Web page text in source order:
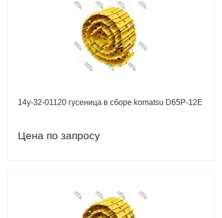
14y-32-01120 гусеница в сборе komatsu D65P-12E
Цена по запросу